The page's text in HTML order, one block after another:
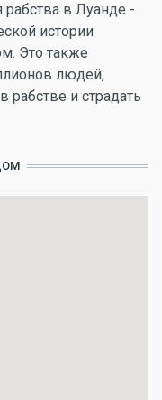
в Луанде -
истории
Это также
людей,
и страдать